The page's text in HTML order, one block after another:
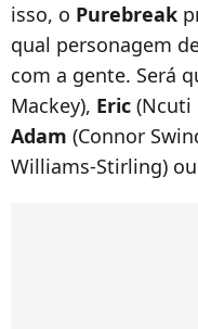
isso, o Purebreak
qual personagem
com a gente. Será
Mackey), Eric (Ncuti
Adam (Connor
Williams-Stirling) ou